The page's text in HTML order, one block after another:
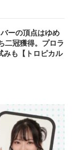
ーの頂点はゆめ
二冠獲得。プロラ
みも【トロピカル